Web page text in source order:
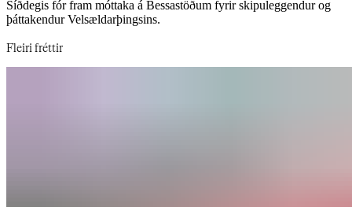
Síðdegis fór fram móttaka á Bessastöðum fyrir skipuleggendur og
þáttakendur Velsældarþingsins.​​​​‌ ‍ ​‍​‍‌‍ ‌ ​‍‌‍‍‌‌‍‌ ‌‍‍‌‌‍ ‍​‍​‍​ ‍‍​‍​‍‌ ​ ‌‍​‌‌‍ ‍‌‍‍‌‌ ‌​‌ ‍‌​‍ ‍‌‍‍‌‌‍ ​‍​‍​‍ ​​‍​‍‌‍‍​‌ ​‍‌‍‌‌‌‍‌‍​‍​‍​ ‍‍​‍​‍‌‍‍​‌ ‌​‌ ‌​‌ ​​‌ ​ ​‍ ​‍ ‌‍‌‍‌‍ ‌ ​‍‌ ​ ‌‍‌‌‌ ‌​‌‍‍‌​‍ ‌‌‍‍‌‌ ​ ‌‍ ​‌‍​‌‌‍ ‍‌‍‌​‌ ​ ​‍ ‍‌ ‌‍‌‍‌‌‌ ​‍‌‍​ ‌‍‌‌‌‍ ​​‍ ‍‌‍​‌‌ ​​‌ ​​​‍ ‌ ​ ‌ ‌​‌ ‌‌‌‍‌​‌‍‍‌‌‍ ​‍ ‌‍‍‌‌‍ ‍‌ ‌​‌‍‌‌‌‍ ‍‌ ‌​​‍ ‌‍‌‌‌‍‌​‌‍‍‌‌ ‌​​‍ ‌‍ ‌‌‍ ‌‍‌​‌‍‌‌​ ‌‌ ​​‌ ​‍‌‍‌‌‌ ​ ‌‍‌‌‌‍ ‍‌ ‌​‌‍​‌‌ ‌​‌‍‍‌‌‍ ‌‍ ‍​ ‍ ‌‍‍‌‌‍‌​​ ‌‌ ​ ‌​‍‌‌​‌​‌‍‍​‌​​‌‌‍‌​‌‍​ ​ ‌‌‌‌‌​‌​​ ‌‌‍​‌‌​ ‌‌‌‌‌​‍‌​ ‌​‌​ ‌​ ​ ‌‌​ ‌‌‌​‌‌‍​​ ​ ‌‌​‍​ ‍ ‌ ‌​‌ ‍‌‌ ​​‌‍‌‌​ ‌‌‍ ‍‌‍‌‌‌ ‌ ‌ ​ ​ ‍ ‌ ​​‌‍​‌‌ ‌​‌‍‍​​ ‌‌ ​​‌‍​‌‌‍‌ ‌‍‌‌‌​​‍‌ ‌‌‌‍‍‌‌‍ ​‌‍‌​‌‍‌‌‌ ​‍​‍‌‌​ ‌‌‌​​‍‌‌ ‌‍‍ ‌‍‌‌‌ ‍‌​‍‌‌​ ​ ‌​‌​​‍‌‌​ ​ ‌​‌​​‍‌‌​ ​‍​ ​‍‌ ​‍‌‍‍‌‌‍​ ‌‍‍​‌ ‌​‌‍‌‌‌ ‍​‌ ‌​​‍ ‌​ ‌‌​ ‍‌​ ​‍‌‍‌‌​ ‍​​ ‍​‌‍​‍‌ ‍​‌‍​‍​‍‌‌​ ​‍​ ​‍​‍‌‌​ ‌‌‌​‌​​‍ ‍‌‍​ ‌‍ ‌‍ ‍‌ ‌​‌‍‌‌‌‍ ‍‌ ‌​​‍‌‌​ ‌‌‌​​‍‌‌ ‌‍‍ ‌‍‌‌‌ ‍‌​‍‌‌​ ​ ‌​‌​​‍‌‌​ ​ ‌​‌​​‍‌‌​ ​‍​ ​‍‌‍‌​‌‍‌‌​ ​​‌‍‌‌‌‍‌‌‌‍​‍​ ‌‌​ ‍​​ ​‌​ ‌ ​ ‌‌​ ‌​​‍‌‌​ ​‍​ ​‍​‍‌‌​ ‌‌‌​‌​​‍ ‍‌‍​ ‌‍‍​‌‍‍‌‌‍ ​‌‍‌​‌ ​‍‌‍‌‌‌‍ ‍​‍‌‌​ ‌‌‌​​‍‌‌ ‌‍‍ ‌‍‌‌‌ ‍‌​‍‌‌​ ​ ‌​‌​​‍‌‌​ ​ ‌​‌​​‍‌‌​ ​‍​ ​‍​ ‌ ​ ‌ ​ ​ ‌‍​ ‌‍‌‍​ ‍‌‌‍‌​​ ‍​​ ​​​ ‌ ‌‍​‍​ ‍‌​‍‌‌​ ​‍​ ​‍​‍‌‌​ ‌‌‌​‌​​‍ ‍‌ ‌​‌‍‌‌‌ ‍​‌ ‌​​ ‌‍​‍‌‍​‌‌ ​ ‌‍‌‌‌‌‌‌‌ ​‍‌‍ ​​ ‌‌‍‍​‌ ‌​‌ ‌​‌ ​​‌ ​ ​‍‌‌​ ​‍‌​‌‍​‍‌‌​ ​‍‌​‌‍‌‍‌‍‌‍ ‌ ​‍‌ ​ ‌‍‌‌‌ ‌​‌‍‍‌​‍ ‌‌‍‍‌‌ ​ ‌‍ ​‌‍​‌‌‍ ‍‌‍‌​‌ ​ ​‍ ‍‌ ‌‍‌‍‌‌‌ ​‍‌‍​ ‌‍‌‌‌‍ ​​‍ ‍‌‍​‌‌ ​​‌ ​​​‍‌‌​ ​‍‌​‌‍‌ ​ ‌ ‌​‌ ‌‌‌‍‌​‌‍‍‌‌‍ ​‍‌‍‌‍‍‌‌‍‌​​ ‌‌ ​ ‌​‍‌‌​‌​‌‍‍​‌​​‌‌‍‌​‌‍​ ​ ‌‌‌‌‌​‌​​ ‌‌‍​‌‌​ ‌‌‌‌‌​‍‌​ ‌​‌​ ‌​ ​ ‌‌​ ‌‌‌​‌‌‍​​ ​ ‌‌​‍​‍‌‍‌ ‌​‌ ‍‌‌ ​​‌‍‌‌​ ‌‌‍ ‍‌‍‌‌‌ ‌ ‌ ​ ​‍‌‍‌ ​​‌‍​‌‌ ‌​‌‍‍​​ ‌‌ ​​‌‍​‌‌‍‌ ‌‍‌‌‌​​‍‌ ‌‌‌‍‍‌‌‍ ​‌‍‌​‌‍‌‌‌ ​‍​‍‌‌​ ‌‌‌​​‍‌‌ ‌‍‍ ‌‍‌‌‌ ‍‌​‍‌‌​ ​ ‌​‌​​‍‌‌​ ​ ‌​‌​​‍‌‌​ ​‍​ ​‍‌ ​‍‌‍‍‌‌‍​ ‌‍‍​‌ ‌​‌‍‌‌‌ ‍​‌ ‌​​‍ ‌​ ‌‌​ ‍‌​ ​‍‌‍‌‌​ ‍​​ ‍​‌‍​‍‌ ‍​‌‍​‍​‍‌‌​ ​‍​ ​‍​‍‌‌​ ‌‌‌​‌​​‍ ‍‌‍​ ‌‍ ‌‍ ‍‌ ‌​‌‍‌‌‌‍ ‍‌ ‌​​‍‌‌​ ‌‌‌​​‍‌‌ ‌‍‍ ‌‍‌‌‌ ‍‌​‍‌‌​ ​ ‌​‌​​‍‌‌​ ​ ‌​‌​​‍‌‌​ ​‍​ ​‍‌‍‌​‌‍‌‌​ ​​‌‍‌‌‌‍‌‌‌‍​‍​ ‌‌​ ‍​​ ​‌​ ‌ ​ ‌‌​ ‌​​‍‌‌​ ​‍​ ​‍​‍‌‌​ ‌‌‌​‌​​‍ ‍‌‍​ ‌‍‍​‌‍‍‌‌‍ ​‌‍‌​‌ ​‍‌‍‌‌‌‍ ‍​‍‌‌​ ‌‌‌​​‍‌‌ ‌‍‍ ‌‍‌‌‌ ‍‌​‍‌‌​ ​ ‌​‌​​‍‌‌​ ​ ‌​‌​​‍‌‌​ ​‍​ ​‍​ ‌ ​ ‌ ​ ​ ‌‍​ ‌‍‌‍​ ‍‌‌‍‌​​ ‍​​ ​​​ ‌ ‌‍​‍​ ‍‌​‍‌‌​ ​‍​ ​‍​‍‌‌​ ‌‌‌​‌​​‍ ‍‌ ‌​‌‍‌‌‌ ‍​‌ ‌​​‍‌‍‌ ​​‌‍‌‌‌ ​‍‌ ​ ‌ ​​‌‍‌‌‌‍​ ‌ ‌​‌‍‍‌‌ ‌‍‌‍‌‌​ ‌‌ ​​‌ ‌‌‌‍​‍‌‍ ​‌‍‍‌‌ ​ ‌‍‍​‌‍‌‌‌‍‌​​‍​‍‌ ‌
Fleiri fréttir